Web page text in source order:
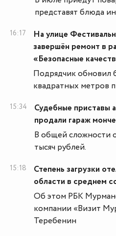
представят блюда
16:17
На улице
завершён ремонт в
«Безопасные
Подрядчик обновил
квадратных метров
15:34
Судебные приставы
продали гараж
В общей сложности
тысяч рублей.
15:18
Степень загрузки
области в среднем
Об этом РБК
компании «Визит
Теребенин